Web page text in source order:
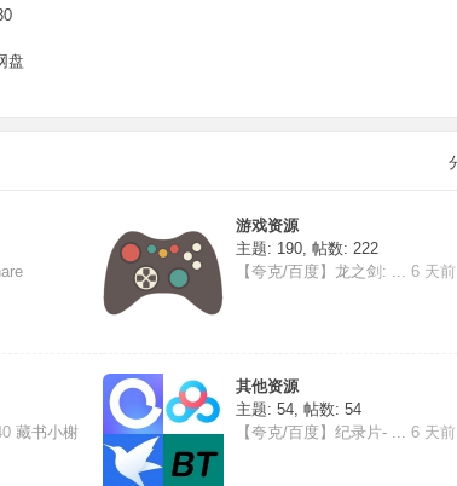
盘
游戏资源
主题: 190, 帖数: 222
【夸克/百度】龙之剑: ... 6 天前
藏书小榭
其他资源
主题: 54, 帖数: 54
【夸克/百度】纪录片- ... 6 天前